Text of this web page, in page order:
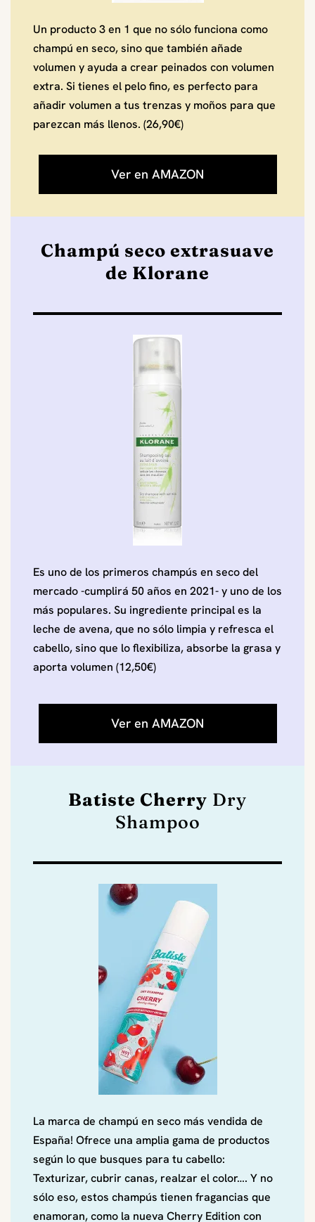
Un producto 3 en 1 que no sólo funciona como
champú en seco, sino que también añade
volumen y ayuda a crear peinados con volumen
extra. Si tienes el pelo fino, es perfecto para
añadir volumen a tus trenzas y moños para que
parezcan más llenos. (26,90€)
Ver en AMAZON
Champú seco extrasuave
de Klorane
Es uno de los primeros champús en seco del
mercado -cumplirá 50 años en 2021- y uno de los
más populares. Su ingrediente principal es la
leche de avena, que no sólo limpia y refresca el
cabello, sino que lo flexibiliza, absorbe la grasa y
aporta volumen (12,50€)
Ver en AMAZON
Batiste Cherry Dry
Shampoo
La marca de champú en seco más vendida de
España! Ofrece una amplia gama de productos
según lo que busques para tu cabello:
Texturizar, cubrir canas, realzar el color…. Y no
sólo eso, estos champús tienen fragancias que
enamoran, como la nueva Cherry Edition con